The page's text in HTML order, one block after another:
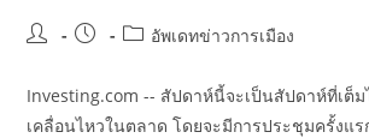
Post
Post
Postอัพเดทข่าวการเมือง
Investing.com -- สัปดาห์นี้จะเป็นสัปดาห์ที่เต็
เคลื่อนไหวในตลาด โดยจะมีการประชุมครั้งแ